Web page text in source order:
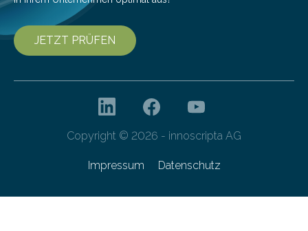
JETZT PRÜFEN
Copyright © 2026 - innoscripta AG
Impressum Datenschutz